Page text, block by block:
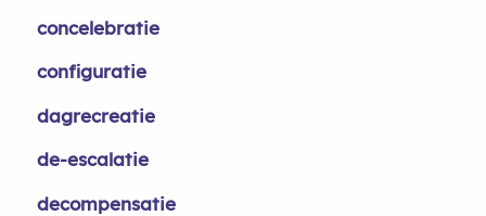
concelebratie
configuratie
dagrecreatie
de-escalatie
decompensatie